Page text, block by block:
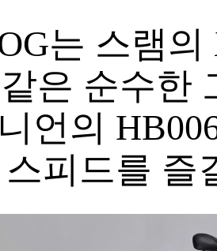
는 스램
은 순수한
언의
피드를 즐